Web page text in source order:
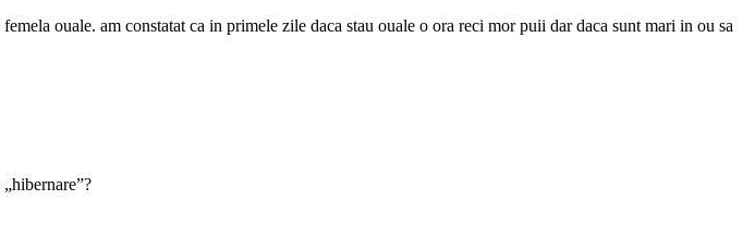
ouale. am constatat ca in primele zile daca stau ouale o ora reci mor puii dar daca sunt mari in ou sa